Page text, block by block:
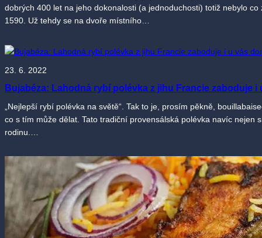
dobrých 400 let na jeho dokonalosti (a jednoduchosti) totiž nebylo
1590. Už tehdy se na dvoře místního…
23. 6. 2022
Bujabéza: Lahodná rybí polévka z jihu Francie zaboduje
„Nejlepší rybí polévka na světě“. Tak to je, prosím pěkně,
co s tím může dělat. Tato tradiční provensálská polévka navíc
rodinu.…